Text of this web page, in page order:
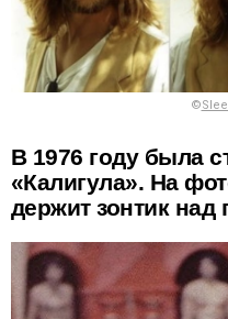
©
В 1976 году была
«Калигула». На
держит зонтик над